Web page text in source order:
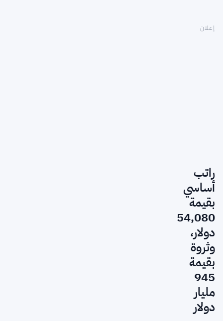
إعلان
راتب
أساسي
بقيمة
54,080
دولار،
وثروة
بقيمة
945
مليار
دولار